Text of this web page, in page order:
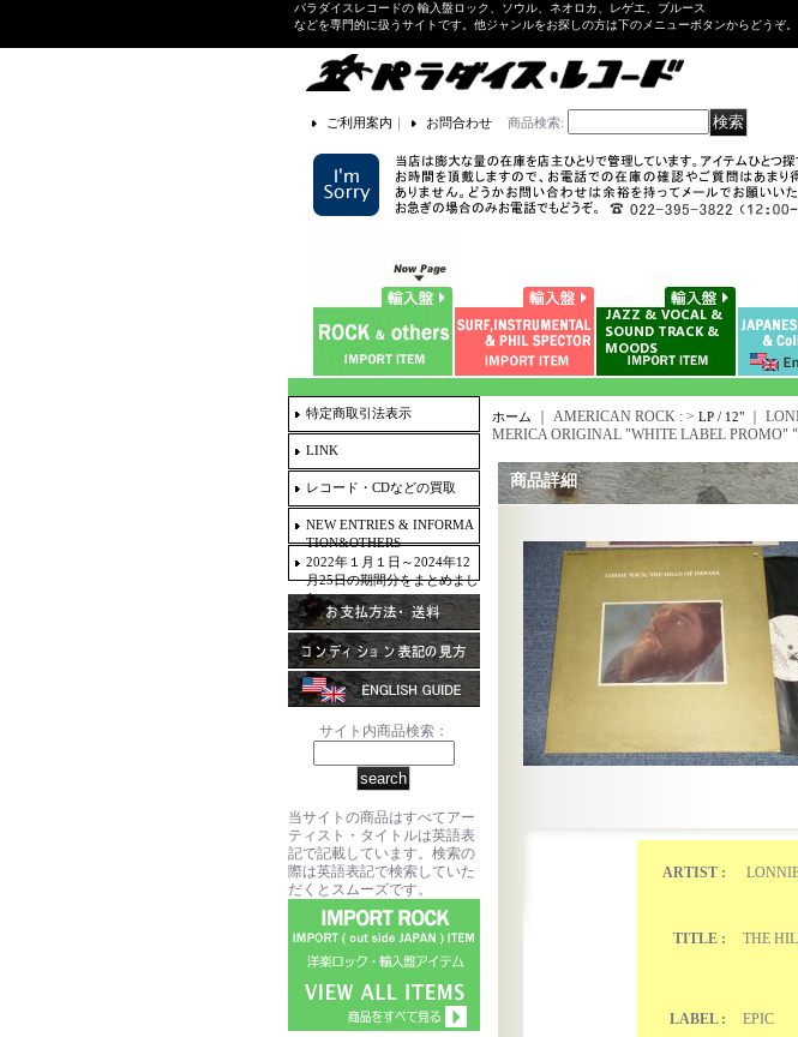
パラダイスレコードの 輸入盤ロック、ソウル、ネオロカ、レゲエ、ブルース
などを専門的に扱うサイトです。他ジャンルをお探しの方は下のメニューボタンからどうぞ。
ご利用案内 ｜ お問合わせ 商品検索:
特定商取引法表示
LINK
レコード・CDなどの買取
NEW ENTRIES & INFORMA
TION&OTHERS
2022年１月１日～2024年12
月25日の期間分をまとめまし
た。
サイト内商品検索：
当サイトの商品はすべてアー
ティスト・タイトルは英語表
記で記載しています。検索の
際は英語表記で検索していた
だくとスムーズです。
ホーム ｜ AMERICAN ROCK : > LP / 12"｜
MERICA ORIGINAL "WHITE LABEL PROMO"
商品詳細
ARTIST : LONNIE
TITLE : THE
LABEL : EPIC